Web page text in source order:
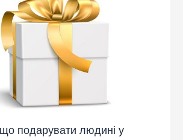
подарувати людині у